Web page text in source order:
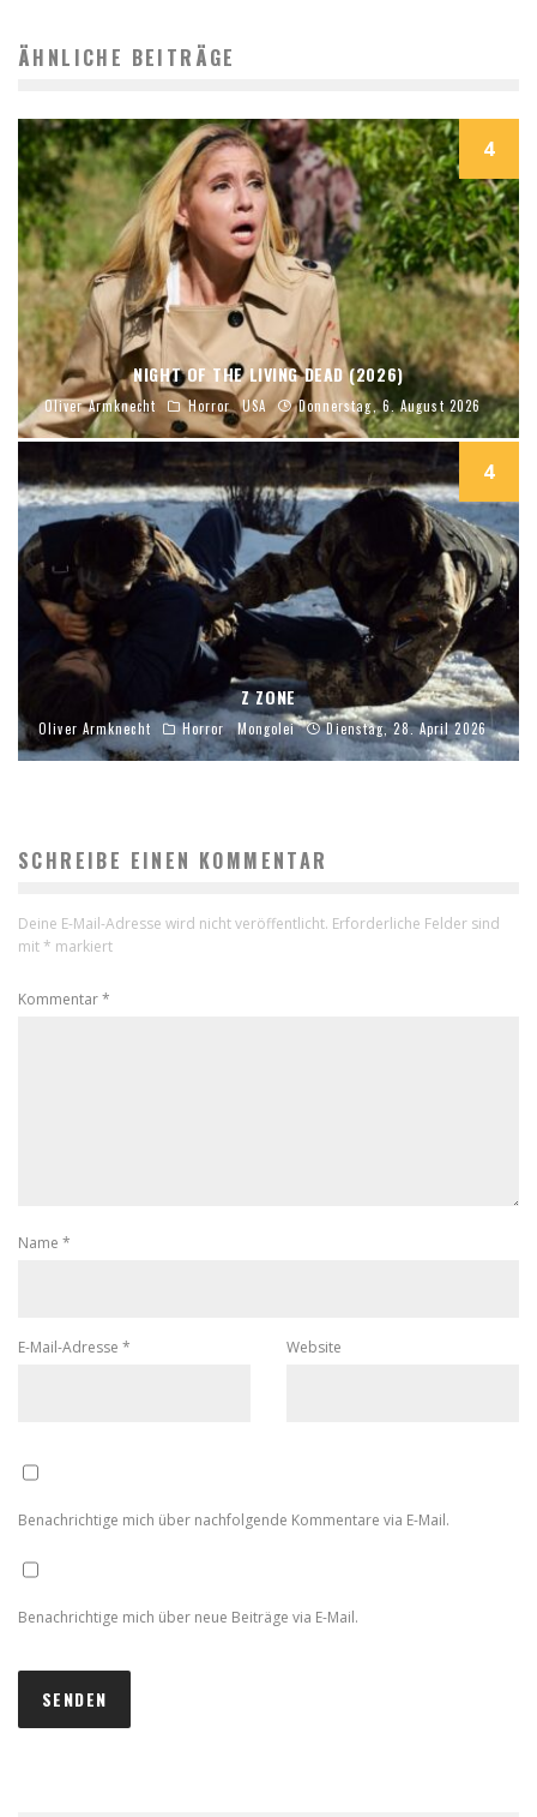
ÄHNLICHE BEITRÄGE
4
NIGHT OF THE LIVING DEAD (2026)
Oliver Armknecht Horror USA Donnerstag, 6. August 2026
4
Z ZONE
Oliver Armknecht Horror Mongolei Dienstag, 28. April 2026
SCHREIBE EINEN KOMMENTAR
Deine E-Mail-Adresse wird nicht veröffentlicht. Erforderliche Felder sind
mit * markiert
Kommentar*
Name *
E-Mail-Adresse * Website
Benachrichtige mich über nachfolgende Kommentare via E-Mail.
Benachrichtige mich über neue Beiträge via E-Mail.